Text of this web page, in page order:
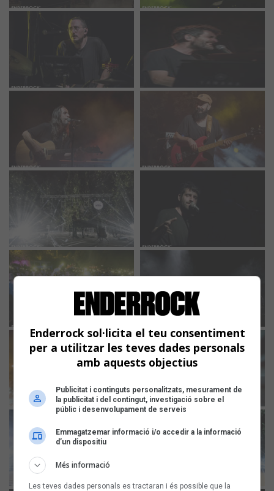
Enderrock sol·licita el teu consentiment
per a utilitzar les teves dades personals
amb aquests objectius
Publicitat i continguts personalitzats, mesurament de
la publicitat i del contingut, investigació sobre el
públic i desenvolupament de serveis
Emmagatzemar informació i/o accedir a la informació
d’un dispositiu
Més informació
Les teves dades personals es tractaran i és possible que la